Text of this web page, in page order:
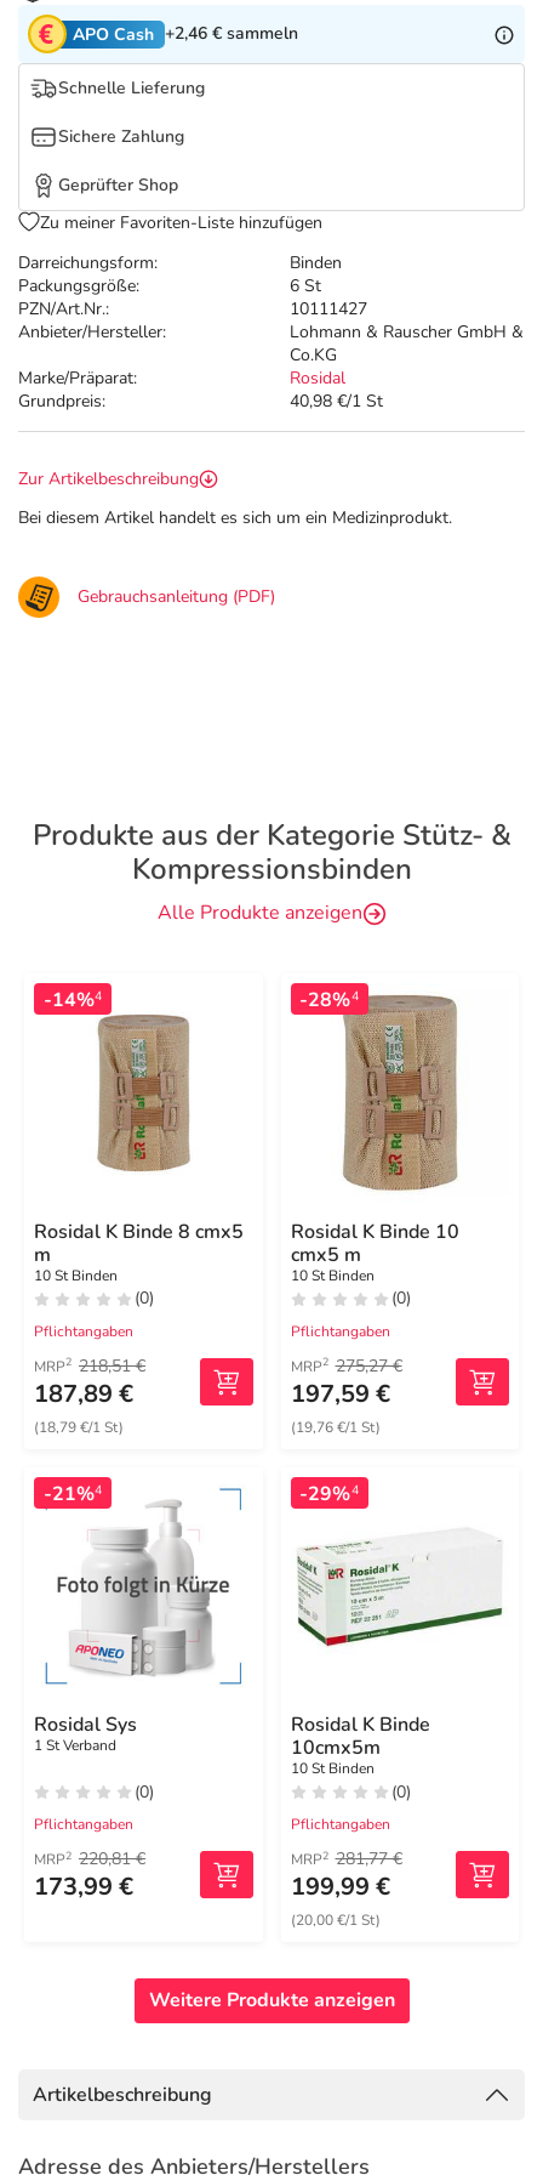
Tierapotheke
Vitamine & Mineralstoffe
Marken
Salus Deals
Darreichungsform:
Binden
Packungsgröße:
6 St
PZN/Art.Nr.:
10111427
Anbieter/Hersteller:
Lohmann & Rauscher GmbH &
Co.KG
Marke/Präparat:
Rosidal
Grundpreis:
40,98 €/1 St
APO Cash +2,46 € sammeln
Schnelle Lieferung
Sichere Zahlung
Geprüfter Shop
Zu meiner Favoriten-Liste hinzufügen
Zur Artikelbeschreibung
Bei diesem Artikel handelt es sich um ein Medizinprodukt.
Gebrauchsanleitung (PDF)
Produkte aus der Kategorie Stütz- &
Kompressionsbinden
Alle Produkte anzeigen
-14%4
Rosidal K Binde 8 cmx5
m
10 St Binden
(0)
Pflichtangaben
MRP2 218,51 €
187,89 €
(18,79 €/1 St)
-28%4
Rosidal K Binde 10
cmx5 m
10 St Binden
(0)
Pflichtangaben
MRP2 275,27 €
197,59 €
(19,76 €/1 St)
-21%4
Rosidal Sys
1 St Verband
(0)
Pflichtangaben
MRP2 220,81 €
173,99 €
-29%4
Rosidal K Binde
10cmx5m
10 St Binden
(0)
Pflichtangaben
MRP2 281,77 €
199,99 €
(20,00 €/1 St)
Weitere Produkte anzeigen
Artikelbeschreibung
Adresse des Anbieters/Herstellers